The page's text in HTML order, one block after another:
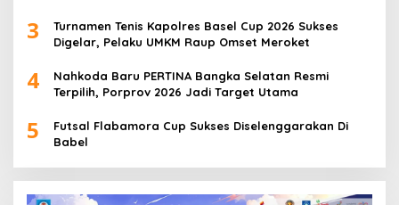
3
Turnamen Tenis Kapolres Basel Cup 2026 Sukses
Digelar, Pelaku UMKM Raup Omset Meroket
4
Nahkoda Baru PERTINA Bangka Selatan Resmi
Terpilih, Porprov 2026 Jadi Target Utama
5
Futsal Flabamora Cup Sukses Diselenggarakan Di
Babel